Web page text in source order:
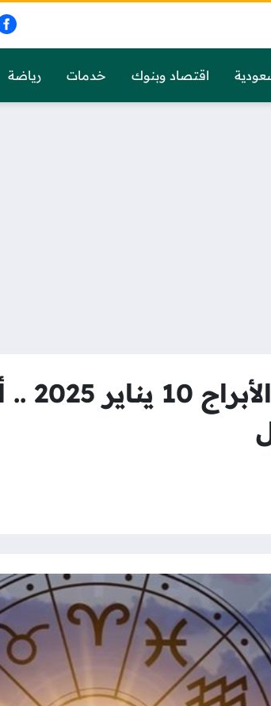
اقتصاد وبنوك خدمات رياضة
حظك